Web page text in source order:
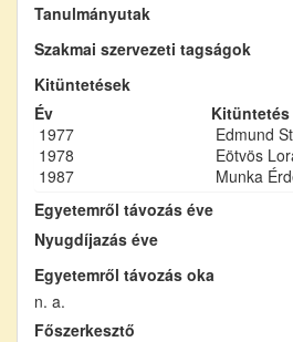
Tanulmányutak
Szakmai szervezeti tagságok
Kitüntetések
Év
Kitüntetés
1977
Edmund
1978
Eötvös
1987
Munka
Egyetemről távozás éve
Nyugdíjazás éve
Egyetemről távozás oka
n. a.
Főszerkesztő